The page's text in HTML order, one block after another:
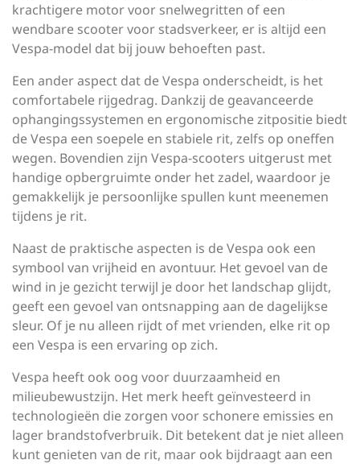
krachtigere motor voor snelwegritten of een
wendbare scooter voor stadsverkeer, er is altijd een
Vespa-model dat bij jouw behoeften past.
Een ander aspect dat de Vespa onderscheidt, is het
comfortabele rijgedrag. Dankzij de geavanceerde
ophangingssystemen en ergonomische zitpositie biedt
de Vespa een soepele en stabiele rit, zelfs op oneffen
wegen. Bovendien zijn Vespa-scooters uitgerust met
handige opbergruimte onder het zadel, waardoor je
gemakkelijk je persoonlijke spullen kunt meenemen
tijdens je rit.
Naast de praktische aspecten is de Vespa ook een
symbool van vrijheid en avontuur. Het gevoel van de
wind in je gezicht terwijl je door het landschap glijdt,
geeft een gevoel van ontsnapping aan de dagelijkse
sleur. Of je nu alleen rijdt of met vrienden, elke rit op
een Vespa is een ervaring op zich.
Vespa heeft ook oog voor duurzaamheid en
milieubewustzijn. Het merk heeft geïnvesteerd in
technologieën die zorgen voor schonere emissies en
lager brandstofverbruik. Dit betekent dat je niet alleen
kunt genieten van de rit, maar ook bijdraagt aan een